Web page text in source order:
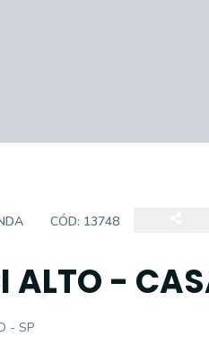
CÓD: 13748
ALTO -
- SP